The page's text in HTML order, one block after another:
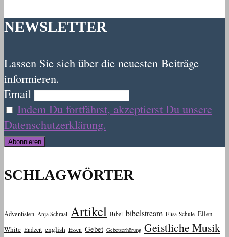
NEWSLETTER
Lassen Sie sich über die neuesten Beiträge
informieren.
Email
Indem Du fortfährst, akzeptierst Du unsere
Datenschutzerklärung.
SCHLAGWÖRTER
Adventisten Anja Schraal Artikel Bibel bibelstream Elisa-Schule Ellen
White Endzeit english Essen Gebet Gebetserhörung Geistliche Musik